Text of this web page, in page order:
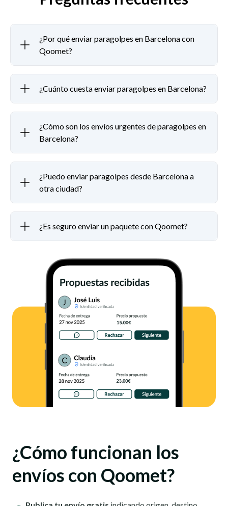
¿Por qué enviar paragolpes en Barcelona con
Qoomet?
¿Cuánto cuesta enviar paragolpes en Barcelona?
¿Cómo son los envíos urgentes de paragolpes en
Barcelona?
¿Puedo enviar paragolpes desde Barcelona a
otra ciudad?
¿Es seguro enviar un paquete con Qoomet?
¿Cómo funcionan los
envíos con Qoomet?